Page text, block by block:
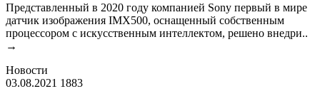
Представленный в 2020 году компанией Sony первый в мире
датчик изображения IMX500, оснащенный собственным
процессором с искусственным интеллектом, решено внедри..
→
Новости
03.08.2021 1883